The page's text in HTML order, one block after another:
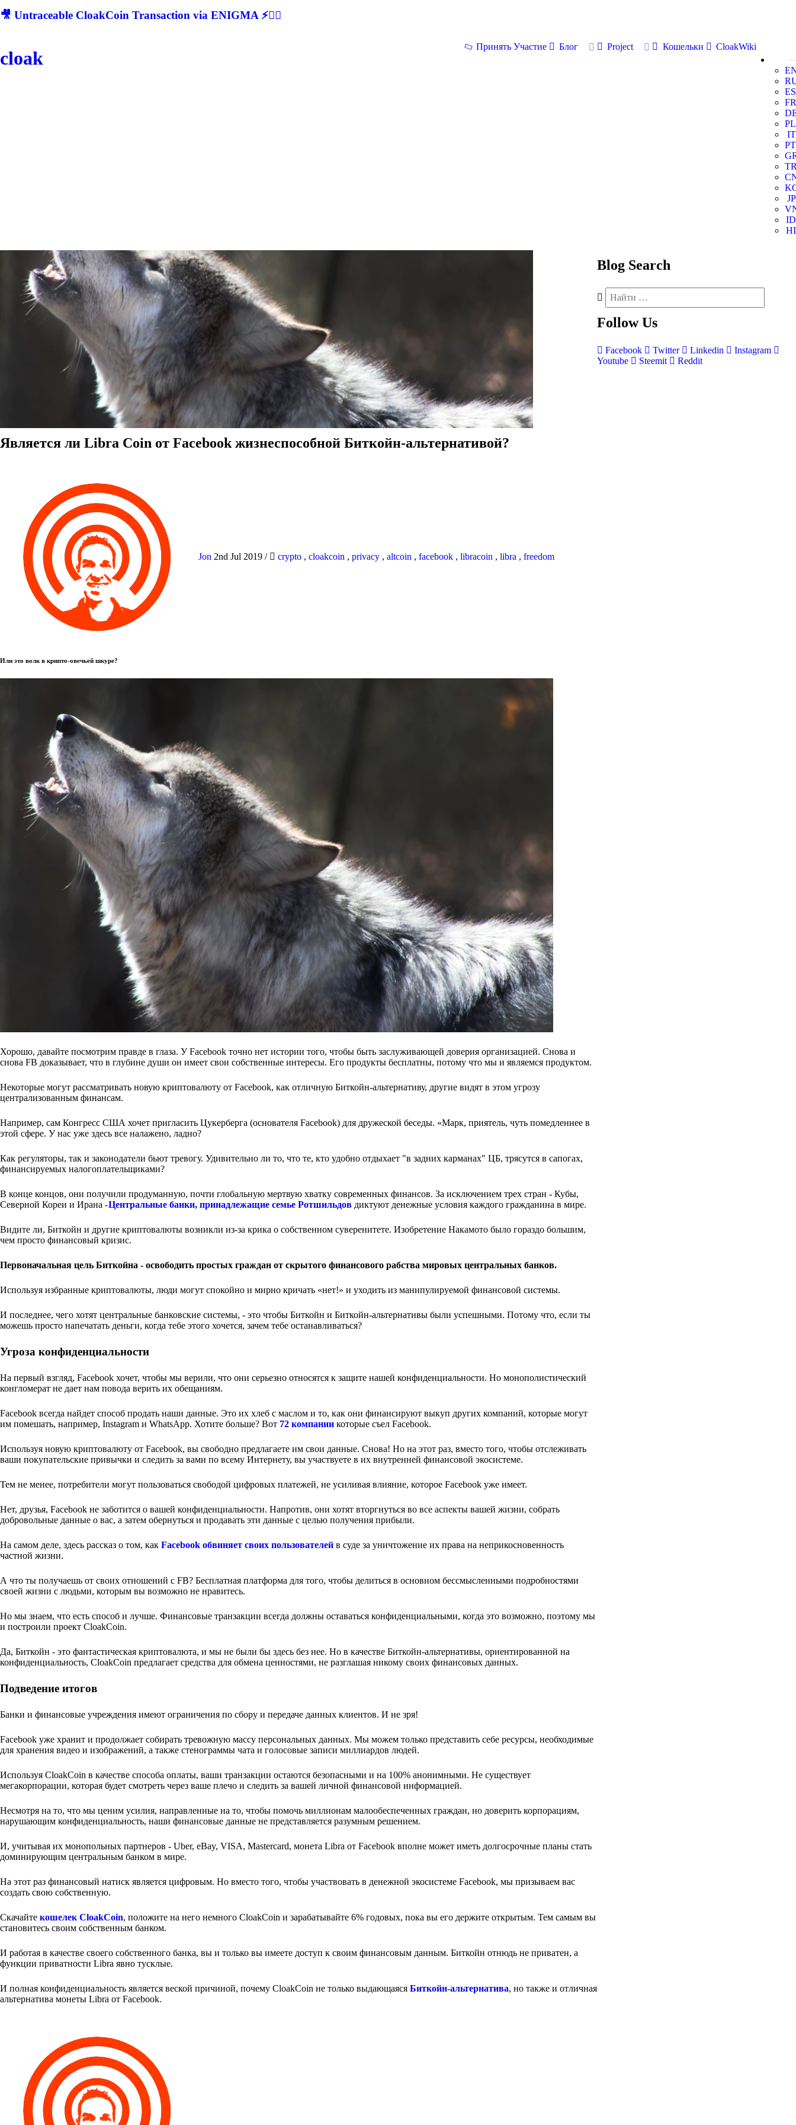
🎥 Untraceable CloakCoin Transaction via ENIGMA ⚡🕵‍♂
cloak
Принять Участие Блог Project Кошельки
CloakWiki
ES
FR
PL
IT
PT
JP
ID
HI
Является ли Libra Coin от Facebook жизнеспособной Биткойн-альтернативой?
Jon 2nd Jul 2019 / crypto , cloakcoin , privacy , altcoin , facebook , libracoin , libra , freedom
Или это волк в крипто-овечьей шкуре?
Хорошо, давайте посмотрим правде в глаза. У Facebook точно нет истории того, чтобы быть заслуживающей доверия организацией. Снова и
снова FB доказывает, что в глубине души он имеет свои собственные интересы. Его продукты бесплатны, потому что мы и являемся продуктом.
Некоторые могут рассматривать новую криптовалюту от Facebook, как отличную Биткойн-альтернативу, другие видят в этом угрозу
централизованным финансам.
Например, сам Конгресс США хочет пригласить Цукерберга (основателя Facebook) для дружеской беседы. «Марк, приятель, чуть помедленнее в
этой сфере. У нас уже здесь все налажено, ладно?
Как регуляторы, так и законодатели бьют тревогу. Удивительно ли то, что те, кто удобно отдыхает "в задних карманах" ЦБ, трясутся в сапогах,
финансируемых налогоплательщиками?
В конце концов, они получили продуманную, почти глобальную мертвую хватку современных финансов. За исключением трех стран - Кубы,
Северной Кореи и Ирана -Центральные банки, принадлежащие семье Ротшильдов диктуют денежные условия каждого гражданина в мире.
Видите ли, Биткойн и другие криптовалюты возникли из-за крика о собственном суверенитете. Изобретение Накамото было гораздо большим,
чем просто финансовый кризис.
Первоначальная цель Биткойна - освободить простых граждан от скрытого финансового рабства мировых центральных банков.
Используя избранные криптовалюты, люди могут спокойно и мирно кричать «нет!» и уходить из манипулируемой финансовой системы.
И последнее, чего хотят центральные банковские системы, - это чтобы Биткойн и Биткойн-альтернативы были успешными. Потому что, если ты
можешь просто напечатать деньги, когда тебе этого хочется, зачем тебе останавливаться?
Угроза конфиденциальности
На первый взгляд, Facebook хочет, чтобы мы верили, что они серьезно относятся к защите нашей конфиденциальности. Но монополистический
конгломерат не дает нам повода верить их обещаниям.
Facebook всегда найдет способ продать наши данные. Это их хлеб с маслом и то, как они финансируют выкуп других компаний, которые могут
им помешать, например, Instagram и WhatsApp. Хотите больше? Вот 72 компании которые съел Facebook.
Используя новую криптовалюту от Facebook, вы свободно предлагаете им свои данные. Снова! Но на этот раз, вместо того, чтобы отслеживать
ваши покупательские привычки и следить за вами по всему Интернету, вы участвуете в их внутренней финансовой экосистеме.
Тем не менее, потребители могут пользоваться свободой цифровых платежей, не усиливая влияние, которое Facebook уже имеет.
Нет, друзья, Facebook не заботится о вашей конфиденциальности. Напротив, они хотят вторгнуться во все аспекты вашей жизни, собрать
добровольные данные о вас, а затем обернуться и продавать эти данные с целью получения прибыли.
На самом деле, здесь рассказ о том, как Facebook обвиняет своих пользователей в суде за уничтожение их права на неприкосновенность
частной жизни.
А что ты получаешь от своих отношений с FB? Бесплатная платформа для того, чтобы делиться в основном бессмысленными подробностями
своей жизни с людьми, которым вы возможно не нравитесь.
Но мы знаем, что есть способ и лучше. Финансовые транзакции всегда должны оставаться конфиденциальными, когда это возможно, поэтому мы
и построили проект CloakCoin.
Да, Биткойн - это фантастическая криптовалюта, и мы не были бы здесь без нее. Но в качестве Биткойн-альтернативы, ориентированной на
конфиденциальность, CloakCoin предлагает средства для обмена ценностями, не разглашая никому своих финансовых данных.
Подведение итогов
Банки и финансовые учреждения имеют ограничения по сбору и передаче данных клиентов. И не зря!
Facebook уже хранит и продолжает собирать тревожную массу персональных данных. Мы можем только представить себе ресурсы, необходимые
для хранения видео и изображений, а также стенограммы чата и голосовые записи миллиардов людей.
Используя CloakCoin в качестве способа оплаты, ваши транзакции остаются безопасными и на 100% анонимными. Не существует
мегакорпорации, которая будет смотреть через ваше плечо и следить за вашей личной финансовой информацией.
Несмотря на то, что мы ценим усилия, направленные на то, чтобы помочь миллионам малообеспеченных граждан, но доверить корпорациям,
нарушающим конфиденциальность, наши финансовые данные не представляется разумным решением.
И, учитывая их монопольных партнеров - Uber, eBay, VISA, Mastercard, монета Libra от Facebook вполне может иметь долгосрочные планы стать
доминирующим центральным банком в мире.
На этот раз финансовый натиск является цифровым. Но вместо того, чтобы участвовать в денежной экосистеме Facebook, мы призываем вас
создать свою собственную.
Скачайте кошелек CloakCoin, положите на него немного CloakCoin и зарабатывайте 6% годовых, пока вы его держите открытым. Тем самым вы
становитесь своим собственным банком.
И работая в качестве своего собственного банка, вы и только вы имеете доступ к своим финансовым данным. Биткойн отнюдь не приватен, а
функции приватности Libra явно тусклые.
И полная конфиденциальность является веской причиной, почему CloakCoin не только выдающаяся Биткойн-альтернатива, но также и отличная
альтернатива монеты Libra от Facebook.
Blog Search
Follow Us
Facebook Twitter Linkedin
Instagram
Youtube
Steemit Reddit